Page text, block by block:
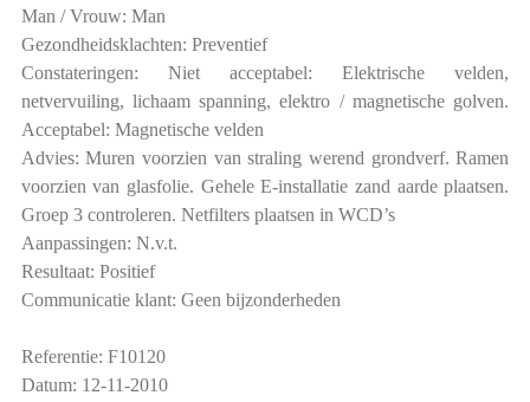
Man / Vrouw: Man
Gezondheidsklachten: Preventief
Constateringen: Niet acceptabel: Elektrische velden,
netvervuiling, lichaam spanning, elektro / magnetische golven.
Acceptabel: Magnetische velden
Advies: Muren voorzien van straling werend grondverf. Ramen
voorzien van glasfolie. Gehele E-installatie zand aarde plaatsen.
Groep 3 controleren. Netfilters plaatsen in WCD’s
Aanpassingen: N.v.t.
Resultaat: Positief
Communicatie klant: Geen bijzonderheden
Referentie: F10120
Datum: 12-11-2010